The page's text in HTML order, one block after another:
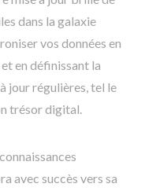
dans la galaxie
vos données en
en définissant la
jour régulières, tel le
trésor digital.
avec succès vers sa